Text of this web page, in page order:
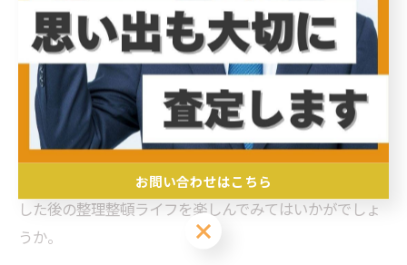
きる機会でもあります。手元に残る物についても、再評
価し、より大切に扱おうという気持ちが芽生えるでしょ
う。 さらに、出張買取の体験を活かして、今後持つ物の
選び方を見直すことが可能になります。どの物が本当に
必要なのか、どのようなライフスタイルを望んでいるの
かを見つめ直す良いきっかけになります。整理するだけ
でなく、自分の価値観をも再発見する、出張買取を利用
した後の整理整頓ライフを楽しんでみてはいかがでしょ
うか。
お問い合わせはこちら
お問い合わせはこちら